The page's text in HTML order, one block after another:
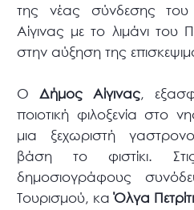
της νέας σύνδεσης
Αίγινας με το λιμάνι του
στην αύξηση της
Ο Δήμος Αίγινας,
ποιοτική φιλοξενία στο
μια ξεχωριστή
βάση το φιστίκι.
δημοσιογράφους
Τουρισμού, κα Όλγα